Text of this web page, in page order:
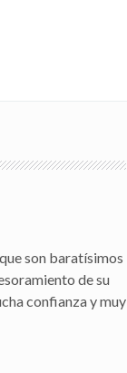
son baratísimos
de su
confianza y muy